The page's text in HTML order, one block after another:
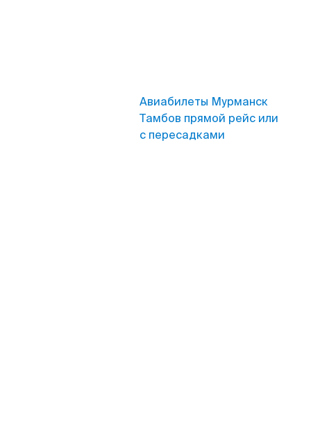
Авиабилеты Мурманск
Тамбов прямой рейс или
с пересадками